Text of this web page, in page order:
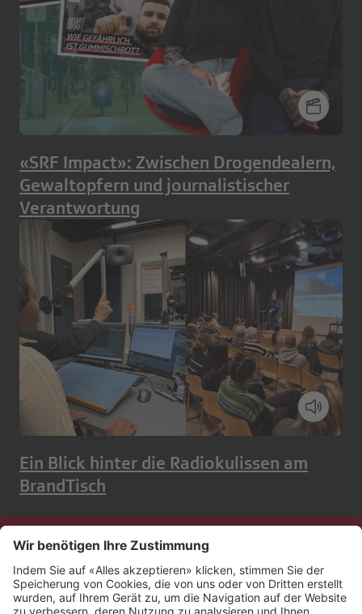
«SRF Impact»: Zwischen Drogendealern,
Gewaltopfern und journalistischer
Verantwortung
Ein Blick hinter die Radiokulissen am
BrandTisch
Kontakt
Impressum